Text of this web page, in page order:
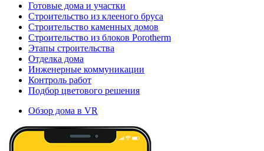
Готовые дома и участки
Строительство из клееного бруса
Строительство каменных домов
Строительство из блоков Porotherm
Этапы строительства
Отделка дома
Инженерные коммуникации
Контроль работ
Подбор цветового решения
Обзор дома в VR